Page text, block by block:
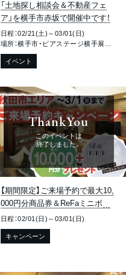
「土地探し相談会＆不動産フェ
ア」を横手市赤坂で開催中です！
日程：02/21(土)～03/01(日)
イベント
ThankYou
このイベントは
終了しました。
【期間限定】ご来場予約で最大10,
000円分商品券＆ReFaミニボト
ルセットのW特典をプレゼント！
日程：02/01(日)～03/01(日)
キャンペーン